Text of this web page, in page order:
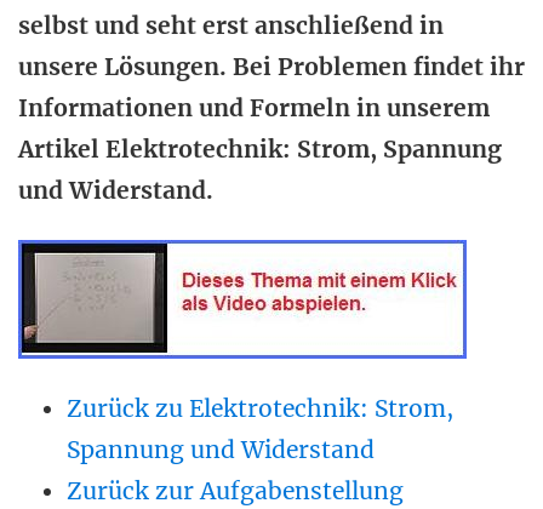
selbst und seht erst anschließend in
unsere Lösungen. Bei Problemen findet ihr
Informationen und Formeln in unserem
Artikel Elektrotechnik: Strom, Spannung
und Widerstand.
Zurück zu Elektrotechnik: Strom,
Spannung und Widerstand
Zurück zur Aufgabenstellung